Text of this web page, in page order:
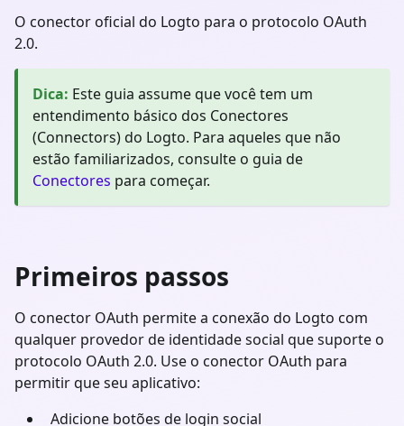
O conector oficial do Logto para o protocolo OAuth
2.0.
Dica: Este guia assume que você tem um
entendimento básico dos Conectores
(Connectors) do Logto. Para aqueles que não
estão familiarizados, consulte o guia de
Conectores para começar.
Primeiros passos
O conector OAuth permite a conexão do Logto com
qualquer provedor de identidade social que suporte o
protocolo OAuth 2.0. Use o conector OAuth para
permitir que seu aplicativo:
Adicione botões de login social